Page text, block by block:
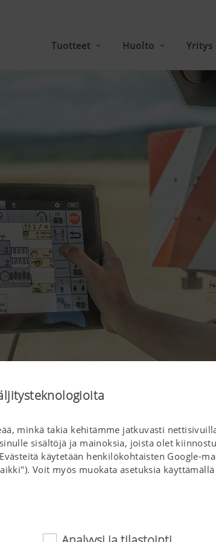
minkä takia kehitämme jatkuvasti
sisältöjä ja mainoksia, joista olet
käytetään henkilökohtaisten Google-
Voit myös muokata asetuksia
Tuotteet Huolto Yritys